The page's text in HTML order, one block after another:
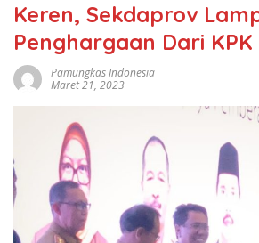
Keren, Sekdaprov
Penghargaan Dari KPK
Pamungkas Indonesia
Maret 21, 2023